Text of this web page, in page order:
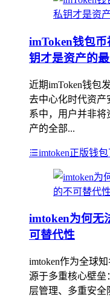
imToken钱包
钥才是资产的
近期imToken钱包
去中心化时代资产
系中，用户并非将
产的全部...
imtoken正版钱
imtoken为何无
可替代性
imtoken作为全球
源于多重核心壁垒
层管理、多重安全